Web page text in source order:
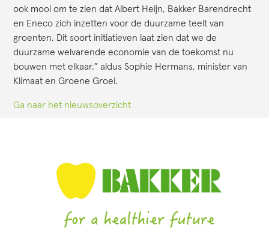
ook mooi om te zien dat Albert Heijn, Bakker Barendrecht
en Eneco zich inzetten voor de duurzame teelt van
groenten. Dit soort initiatieven laat zien dat we de
duurzame welvarende economie van de toekomst nu
bouwen met elkaar.” aldus Sophie Hermans, minister van
Klimaat en Groene Groei.
Ga naar het nieuwsoverzicht